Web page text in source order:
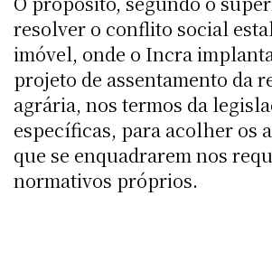
resolver o conflito social
imóvel, onde o Incra
projeto de assentamento da
agrária, nos termos da
específicas, para acolher os
que se enquadrarem nos
normativos próprios.